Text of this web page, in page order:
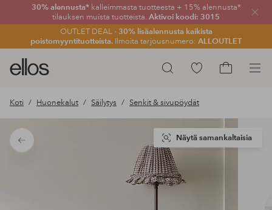
30% alennusta*kalleimmasta tuotteesta + 15% alennusta*
tilauksen muista tuotteista. Aktivoi koodi: 3015
OUTLET DEAL -30% lisäalennusta kaikista
poistomyyntituotteista. Ilmoita tarjousnumero: ALLOUTLET
Sulje
Hae
Ellos-
logo
siirry
Siirry
suosikkituotteisiin
Koti Huonekalut Säilytys Senkit & sivupöydät
Takaisin
Näytä samankaltaisia